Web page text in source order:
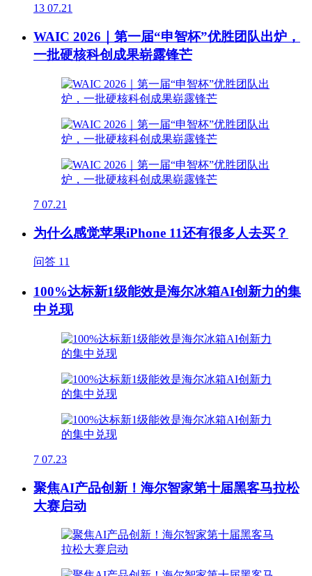
13 07.21
WAIC 2026｜第一届“申智杯”优胜团队出炉，
一批硬核科创成果崭露锋芒
7 07.21
为什么感觉苹果iPhone 11还有很多人去买？
问答 11
100%达标新1级能效是海尔冰箱AI创新力的集
中兑现
7 07.23
聚焦AI产品创新！海尔智家第十届黑客马拉松
大赛启动